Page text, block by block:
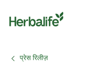
प्रेस रिलीज़